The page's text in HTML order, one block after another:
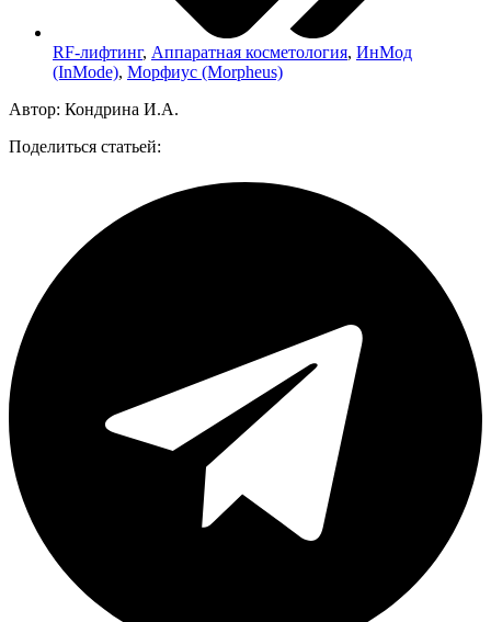
RF-лифтинг, Аппаратная косметология, ИнМод
(InMode), Морфиус (Morpheus)
Автор: Кондрина И.А.
Поделиться статьей: